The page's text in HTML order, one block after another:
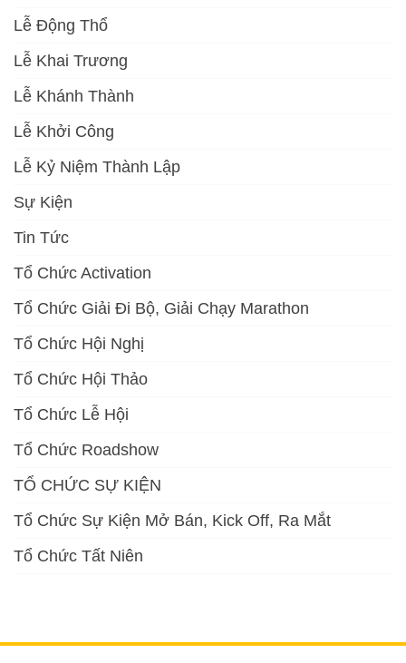
Lễ Động Thổ
Lễ Khai Trương
Lễ Khánh Thành
Lễ Khởi Công
Lễ Kỷ Niệm Thành Lập
Sự Kiện
Tin Tức
Tổ Chức Activation
Tổ Chức Giải Đi Bộ, Giải Chạy Marathon
Tổ Chức Hội Nghị
Tổ Chức Hội Thảo
Tổ Chức Lễ Hội
Tổ Chức Roadshow
TỔ CHỨC SỰ KIỆN
Tổ Chức Sự Kiện Mở Bán, Kick Off, Ra Mắt
Tổ Chức Tất Niên